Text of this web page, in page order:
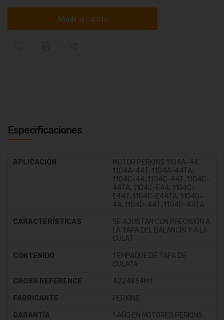
Añadir al carrito
Especificaciones
APLICACIÓN
MOTOR PERKINS 1104A-44,
1104A-44T, 1104A-44TA,
1104C-44, 1104C-44T, 1104C-
44TA, 1104C-E44, 1104C-
E44T, 1104C-E44TA, 1104D-
44, 1104D-44T, 1104D-44TA
CARACTERÍSTICAS
SE AJUSTAN CON PRECISIÓN A
LA TAPA DEL BALANCÍN Y A LA
CULAT
CONTENIDO
1 EMPAQUE DE TAPA DE
CULATA
CROSS REFERENCE
4224954M1
FABRICANTE
PERKINS
GARANTÍA
1 AÑO EN MOTORES PERKINS